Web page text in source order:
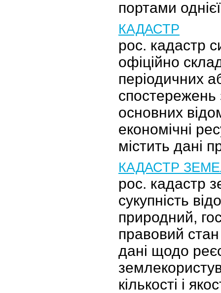
портами
КАДАСТР
рос. кадастр
офіційно
періодичних
спостережень
основних
економічні
містить дані
КАДАСТР
рос. кадастр
сукупність
природний,
правовий
дані щодо
кількості і